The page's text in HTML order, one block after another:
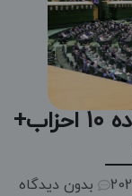
اعتراض به رای کمیسیون ماده 10 احزاب+
بدون دیدگاه